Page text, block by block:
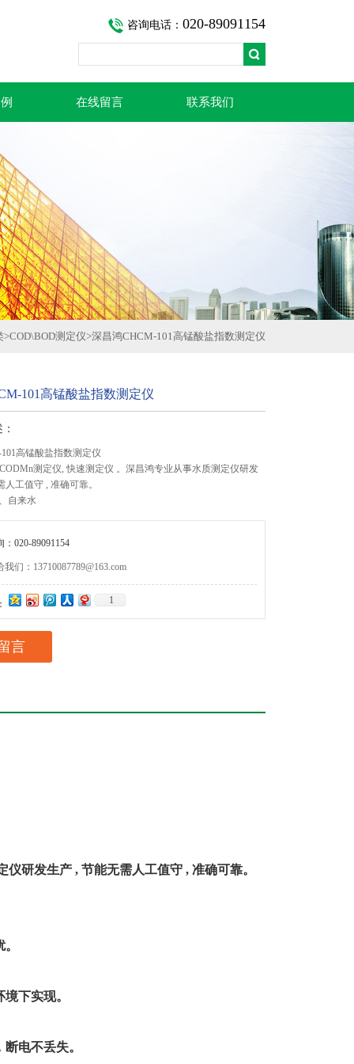
咨询电话： 020-89091154
在线留言 联系我们
>COD\BOD测定仪>深昌鸿CHCM-101高锰酸盐指数测定仪
101高锰酸盐指数测定仪
高锰酸盐指数测定仪
测定仪, 快速测定仪 。深昌鸿专业从事水质测定仪研发
人工值守 , 准确可靠。
自来水
：020-89091154
我们：13710087789@163.com
1
言
仪研发生产 , 节能无需人工值守 , 准确可靠。
下实现。
电不丢失。